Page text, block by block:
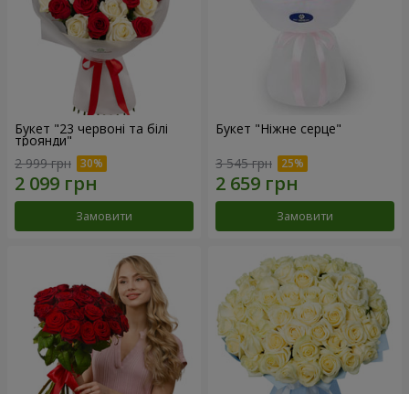
Букет "23 червоні та білі
троянди"
2 999 грн
Замовити
Букет "Ніжне серце"
3 545 грн
Замовити